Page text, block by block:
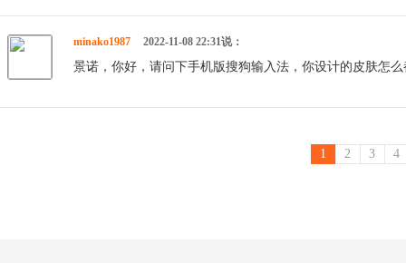
minako1987 2022-11-08 22:31说：
景诺，你好，请问下手机版搜狗输入法，你设计的皮肤怎
1 2 3 4